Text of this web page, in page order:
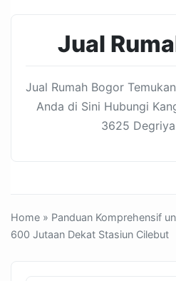
Jual
Jual Rumah Bogor
Anda di Sini Hubungi
3625
Home » Panduan Komprehensif
600 Jutaan Dekat Stasiun Cilebut